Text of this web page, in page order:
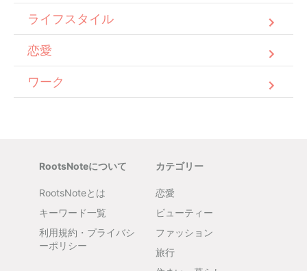
ライフスタイル
恋愛
ワーク
RootsNoteについて
RootsNoteとは
キーワード一覧
利用規約・プライバシ
ーポリシー
カテゴリー
恋愛
ビューティー
ファッション
旅行